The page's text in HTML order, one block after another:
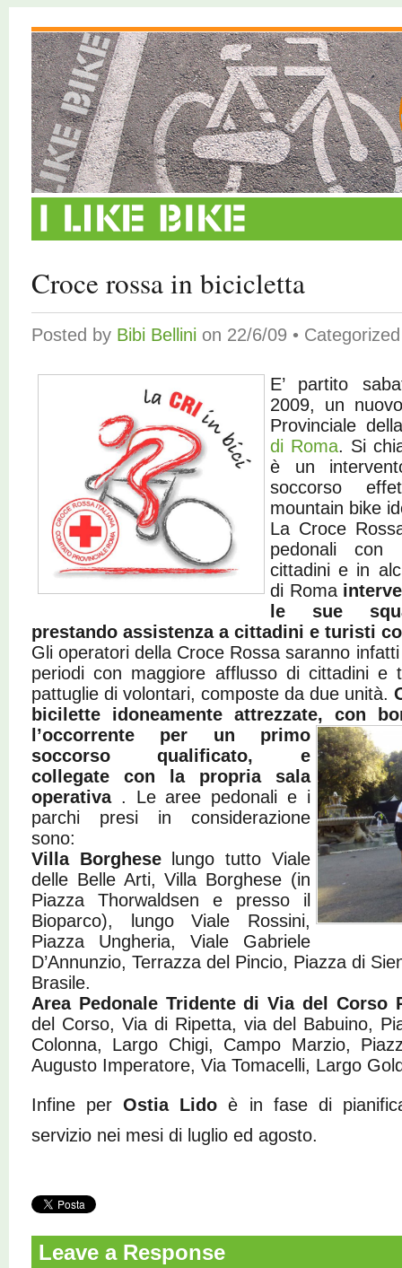
Croce rossa in bicicletta
Posted by Bibi Bellini on 22/6/09 •
E’ partito
2009, un
Provinciale
di Roma. Si
è un
soccorso
mountain bike
La Croce
pedonali con
cittadini e in
di Roma
le sue
prestando assistenza a cittadini e turisti
Gli operatori della Croce Rossa saranno
periodi con maggiore afflusso di cittadini e
pattuglie di volontari, composte da due unità.
bicilette idoneamente attrezzate, con
l’occorrente per un primo
soccorso qualificato, e
collegate con la propria sala
operativa . Le aree pedonali e i
parchi presi in considerazione
sono:
Villa Borgheselungo tutto Viale
delle Belle Arti, Villa Borghese (in
Piazza Thorwaldsen e presso il
Bioparco), lungo Viale Rossini,
Piazza Ungheria, Viale Gabriele
D’Annunzio, Terrazza del Pincio, Piazza di
Brasile.
Area Pedonale Tridente di Via del Corso
del Corso, Via di Ripetta, via del Babuino,
Colonna, Largo Chigi, Campo Marzio,
Augusto Imperatore, Via Tomacelli, Largo
Infine perOstia Lido è in fase di
servizio nei mesi di luglio ed agosto.
Leave a Response